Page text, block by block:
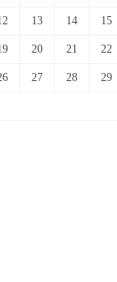
13 14 15
20 21 22
27 28 29